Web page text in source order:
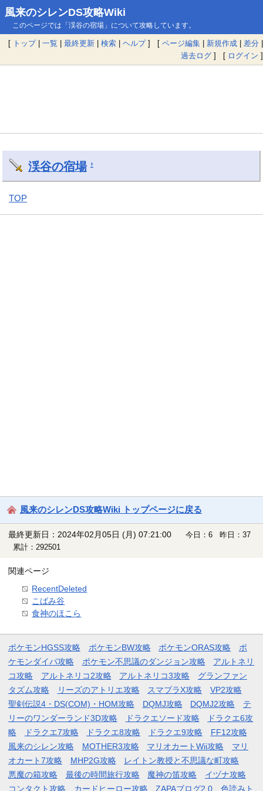
風来のシレンDS攻略Wiki
このページでは「渓谷の宿場」について攻略しています。
[ トップ| 一覧 | 最終更新 | 検索 | ヘルプ] [ ページ編集 | 新規作成 | 差分 |
過去ログ ] [ ログイン ]
渓谷の宿場 †
TOP
風来のシレンDS攻略Wiki トップページに戻る
最終更新日：2024年02月05日 (月) 07:21:00
今日：6 昨日：37
累計：292501
関連ページ
RecentDeleted
こばみ谷
食神のほこら
ポケモンHGSS攻略 ポケモンBW攻略 ポケモンORAS攻略
ポ
ケモンダイパ攻略
ポケモン不思議のダンジョン攻略
アルトネリ
コ攻略
アルトネリコ2攻略 アルトネリコ3攻略
グランファン
タズム攻略
リーズのアトリエ攻略 スマブラX攻略
VP2攻略
聖剣伝説4・DS(COM)・HOM攻略
DQMJ攻略 DQMJ2攻略
テ
リーのワンダーランド3D攻略
ドラクエソード攻略
ドラクエ6攻
略
ドラクエ7攻略 ドラクエ8攻略 ドラクエ9攻略
FF12攻略
風来のシレン攻略
MOTHER3攻略 マリオカートWii攻略
マリ
オカート7攻略
MHP2G攻略
レイトン教授と不思議な町攻略
悪魔の箱攻略
最後の時間旅行攻略 魔神の笛攻略
イヅナ攻略
コンタクト攻略
カードヒーロー攻略 ZAPAブログ2.0 色読みト